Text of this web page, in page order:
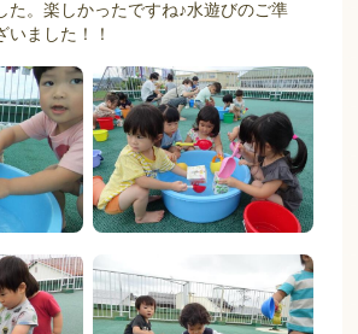
た。楽しかったですね♪水遊びのご準
いました！！